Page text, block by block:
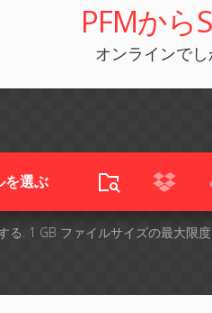
PFMから
オンラインで
を選ぶ
る. 1 GB ファイルサイズの最大限